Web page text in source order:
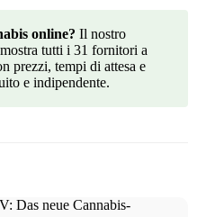
online? Il nostro
mostra tutti i 31 fornitori a
prezzi, tempi di attesa e
e indipendente.